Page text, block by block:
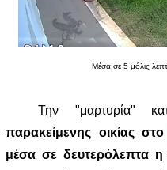
Μέσα σε 5 μόλις
Την "μαρτυρία"
παρακείμενης οικίας στο
μέσα σε δευτερόλεπτα